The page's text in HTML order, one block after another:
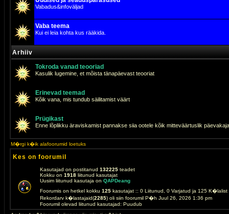
Vabadus&infoväljad
Vaba teema
Kui ei leia kohta kus rääkida.
Arhiiv
Tokroda vanad teooriad
Kasulik lugemine, et mõista tänapäevast teooriat
Erinevad teemad
Kõik vana, mis tundub säilitamist väärt
Prügikast
Enne lõplikku äraviskamist pannakse siia ootele kõik mitteväärtuslik
M�rgi k�ik alafoorumid loetuks
Kes on foorumil
Kasutajad on postitanud 132225 teadet
Kokku on 1918 liitunud kasutajat
Uusim liitunud kasutaja on QAPDeang
Foorumis on hetkel kokku 125 kasutajat :: 0 Liitunud, 0 Varjatud ja 125
Rekordarv k�lastajaid(2285) oli siin foorumil P�h Juul 26, 2026 1:36 pm
Foorumil olevad liitunud kasutajad: Puudub